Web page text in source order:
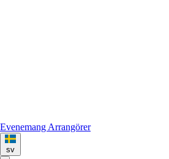
Evenemang Arrangörer
sv